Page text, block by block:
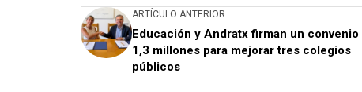
ARTÍCULO ANTERIOR
Educación y Andratx firman un convenio
1,3 millones para mejorar tres colegios
públicos